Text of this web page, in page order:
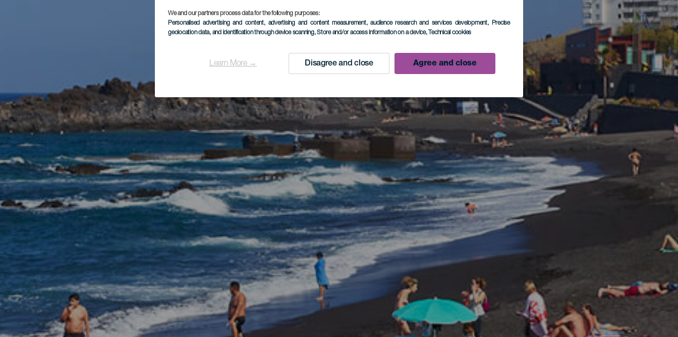
We and our partners process data for the following purposes:
Personalised advertising and content, advertising and content measurement, audience research and services development, Precise
geolocation data, and identification through device scanning, Store and/or access information on a device, Technical cookies
Learn More → Disagree and close Agree and close